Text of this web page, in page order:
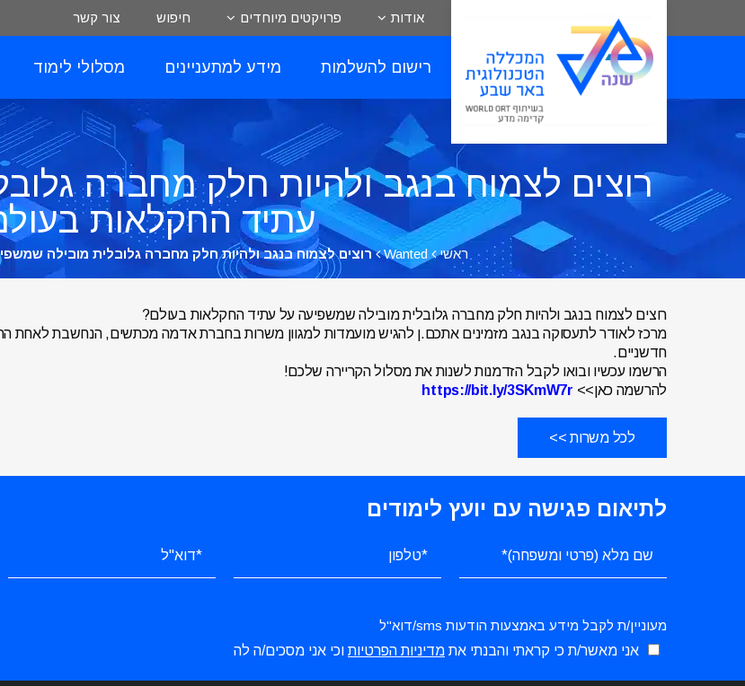
אודות פרויקטים מיוחדים חיפוש צור קשר
רישום להשלמות מידע למתעניינים מסלולי לימוד
רוצים לצמוח בנגב ולהיות חלק מחברה
עתיד החקלאות
ראשי Wanted רוצים לצמוח בנגב ולהיות חלק מחברה גלובלית מובילה
רוצים לצמוח בנגב ולהיות חלק מחברה גלובלית מובילה שמשפיעה על עתיד החקלאות בעולם?
מרכז לאודר לתעסוקה בנגב מזמינים אתכם.ן להגיש מועמדות למגוון משרות בחברת אדמה מכתשים, הנחשבת לאחת
חדשניים.
הרשמו עכשיו ובואו לקבל הזדמנות לשנות את מסלול הקריירה שלכם!
להרשמה כאן>> https://bit.ly/3SKmW7r
לכל משרות >>
לתיאום פגישה עם יועץ לימודים
מעוניין/ת לקבל מידע באמצעות הודעות sms/דוא"ל
אני מאשר/ת כי קראתי והבנתי את מדיניות הפרטיות וכי אני מסכים/ה לה